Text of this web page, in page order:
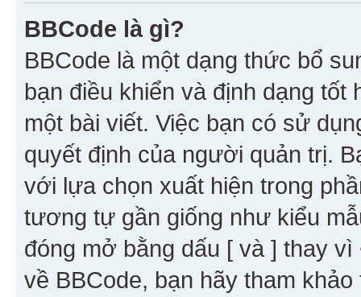
BBCode là gì?
BBCode là một dạng thức bổ
bạn điều khiển và định dạng
một bài viết. Việc bạn có sử
quyết định của người quản trị.
với lựa chọn xuất hiện trong
tương tự gần giống như kiểu
đóng mở bằng dấu [ và ] thay
về BBCode, bạn hãy tham